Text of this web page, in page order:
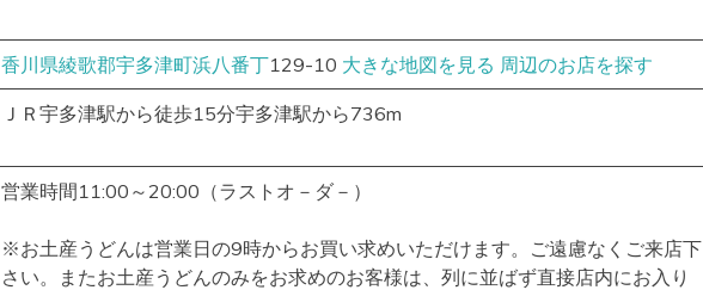
香川県綾歌郡宇多津町浜八番丁129-10 大きな地図を見る 周辺のお店を探す
ＪＲ宇多津駅から徒歩15分宇多津駅から736m
営業時間11:00～20:00（ラストオ－ダ－）
※お土産うどんは営業日の9時からお買い求めいただけます。ご遠慮なくご来店下
さい。またお土産うどんのみをお求めのお客様は、列に並ばず直接店内にお入り